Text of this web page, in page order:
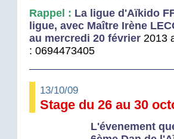
Rappel : La ligue d'Aïkido
ligue, avec Maître Irène
au mercredi 20 février 2013
: 0694473405
13/10/09
Stage du 26 au 30
L'évenement